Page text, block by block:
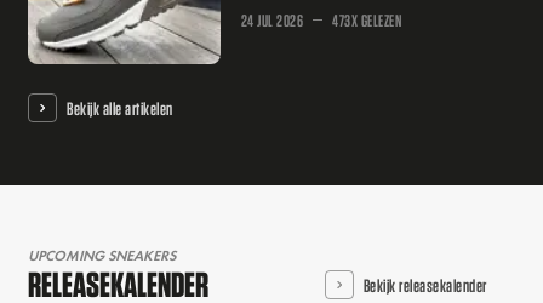
24 JUL 2026 473X GELEZEN
Bekijk alle artikelen
UPCOMING SNEAKERS
RELEASEKALENDER Bekijk releasekalender